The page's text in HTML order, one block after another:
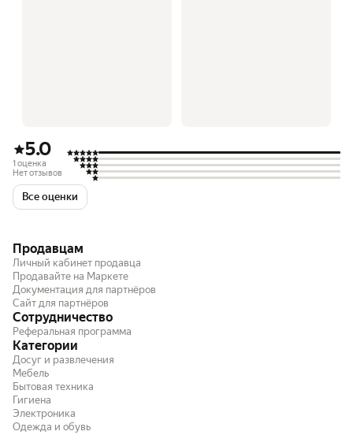
5.0
1 оценка
Нет отзывов
Все оценки
Продавцам
Личный кабинет продавца
Продавайте на Маркете
Документация для партнёров
Сайт для партнёров
Сотрудничество
Реферальная программа
Категории
Досуг и развлечения
Мебель
Бытовая техника
Гигиена
Электроника
Одежда и обувь